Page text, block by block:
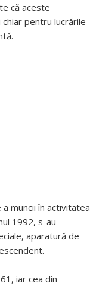
că aceste
pentru lucrările
muncii în activitatea
1992, s-au
aparatură de
iar cea din